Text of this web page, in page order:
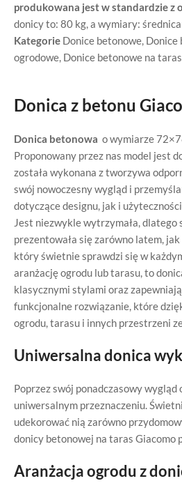
produkowana jest w standardzie z
donicy to: 80 kg, a wymiary:
Kategorie Donice betonowe, Donice
ogrodowe, Donice betonowe na taras
Donica z betonu
Donica betonowa o wymiarze
Proponowany przez nas model jest
została wykonana z tworzywa
swój nowoczesny wygląd i
dotyczące designu, jak i
Jest niezwykle wytrzymała, dlatego
prezentowała się zarówno latem,
który świetnie sprawdzi się w
aranżację ogrodu lub tarasu, to
klasycznymi stylami oraz
funkcjonalne rozwiązanie, które
ogrodu, tarasu i innych przestrzeni
Uniwersalna donica
Poprzez swój ponadczasowy
uniwersalnym przeznaczeniu.
udekorować nią zarówno
donicy betonowej na taras Giacomo
Aranżacja ogrodu z